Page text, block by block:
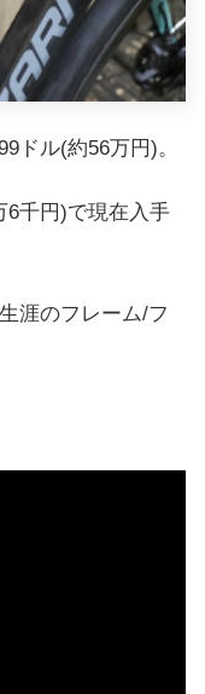
ドル(約56万円)。
6千円)で現在入手
涯のフレーム/フ